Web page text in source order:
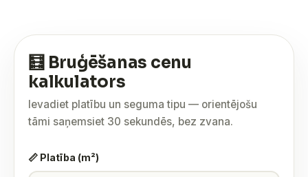
🧮 Bruģēšanas cenu
kalkulators
Ievadiet platību un seguma tipu — orientējošu
tāmi saņemsiet 30 sekundēs, bez zvana.
📏 Platība (m²)